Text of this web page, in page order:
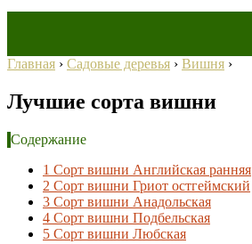
Главная › Садовые деревья › Вишня ›
Лучшие сорта вишни
Содержание
1 Сорт вишни Английская ранняя
2 Сорт вишни Гриот остгеймский
3 Сорт вишни Анадольская
4 Сорт вишни Подбельская
5 Сорт вишни Любская